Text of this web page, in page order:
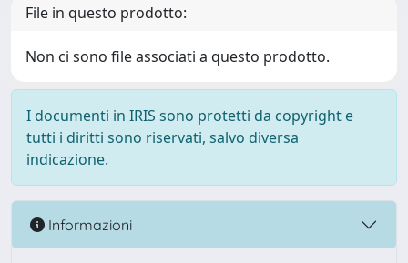
File in questo prodotto:
Non ci sono file associati a questo prodotto.
I documenti in IRIS sono protetti da copyright e
tutti i diritti sono riservati, salvo diversa
indicazione.
Informazioni